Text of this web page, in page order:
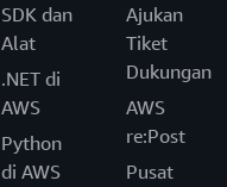
SDK dan
Alat
.NET di
AWS
Python
di AWS
Ajukan
Tiket
Dukungan
AWS
re:Post
Pusat